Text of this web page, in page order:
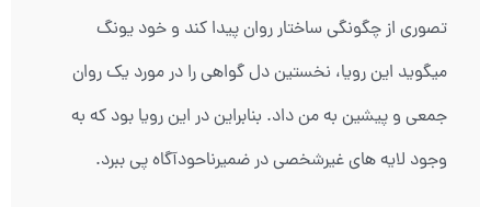
تصوری از چگونگی ساختار روان پیدا کند و خود یونگ
میگوید این رویا، نخستین دل گواهی را در مورد یک روان
جمعی و پیشین به من داد. بنابراین در این رویا بود که به
وجود لایه های غیرشخصی در ضمیرناحودآگاه پی ببرد.